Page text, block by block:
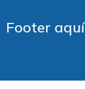
Footer aquí